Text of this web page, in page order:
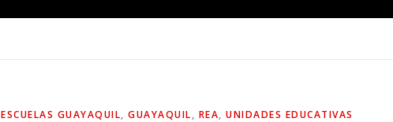
ESCUELAS GUAYAQUIL, GUAYAQUIL, REA, UNIDADES EDUCATIVAS